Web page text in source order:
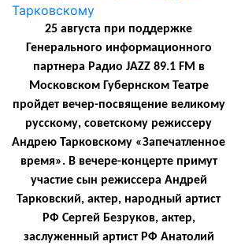
25 августа при поддержке
Генерального информационного
партнера Радио JAZZ 89.1 FM в
Московском Губернском Театре
пройдет вечер-посвящение великому
русскому, советскому режиссеру
Андрею Тарковскому «Запечатленное
время». В вечере-концерте примут
участие сын режиссера Андрей
Тарковский, актер, народный артист
РФ Сергей Безруков, актер,
заслуженный артист РФ Анатолий